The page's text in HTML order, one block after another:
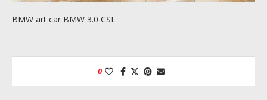
BMW art car BMW 3.0 CSL
0